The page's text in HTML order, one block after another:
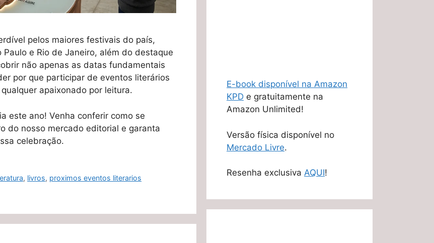
pelos maiores festivais do país,
e Rio de Janeiro, além do destaque
não apenas as datas fundamentais
por que participar de eventos literários
apaixonado por leitura.
este ano! Venha conferir como se
do nosso mercado editorial e garanta
celebração.
, livros, proximos eventos literarios
E-book disponível na Amazon
KPD e gratuitamente na
Amazon Unlimited!
Versão física disponível no
Mercado Livre.
Resenha exclusiva AQUI!